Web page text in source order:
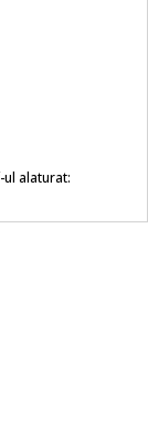
alaturat: